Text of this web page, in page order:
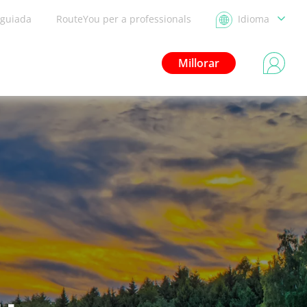
RouteYou per a professionals Idioma
Millorar